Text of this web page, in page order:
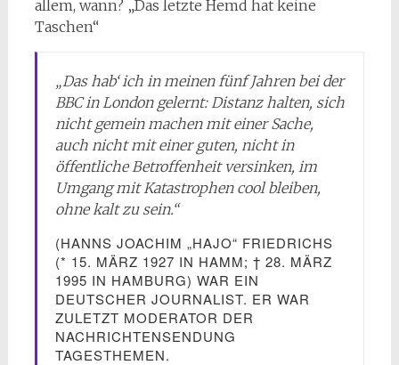
allem, wann? „Das letzte Hemd hat keine
Taschen“
„Das hab‘ ich in meinen fünf Jahren bei der
BBC in London gelernt: Distanz halten, sich
nicht gemein machen mit einer Sache,
auch nicht mit einer guten, nicht in
öffentliche Betroffenheit versinken, im
Umgang mit Katastrophen cool bleiben,
ohne kalt zu sein.“
(HANNS JOACHIM „HAJO“ FRIEDRICHS
(* 15. MÄRZ 1927 IN HAMM; † 28. MÄRZ
1995 IN HAMBURG) WAR EIN
DEUTSCHER JOURNALIST. ER WAR
ZULETZT MODERATOR DER
NACHRICHTENSENDUNG
TAGESTHEMEN.